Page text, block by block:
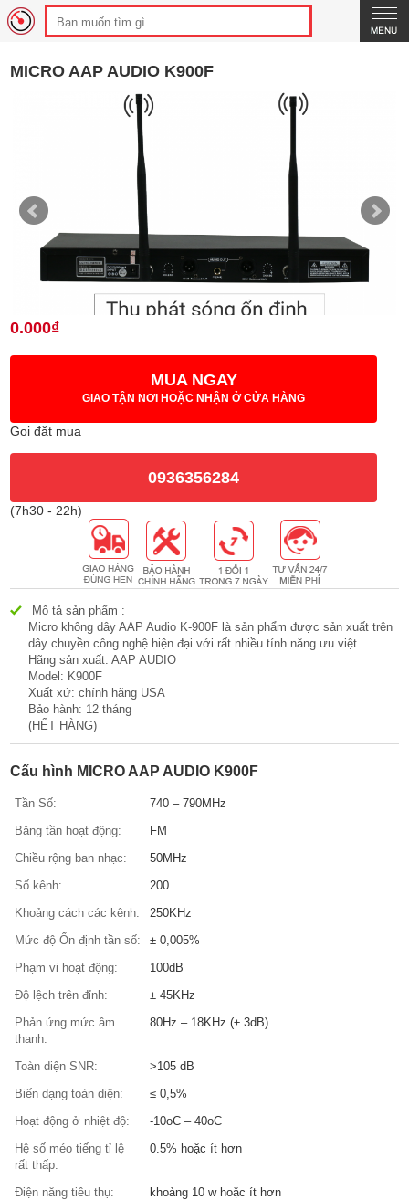
MICRO AAP AUDIO K900F
0.000₫
MUA NGAY
GIAO TẬN NƠI HOẶC NHẬN Ở CỬA HÀNG
Gọi đặt mua
0936356284
(7h30 - 22h)
Mô tả sản phẩm :
Micro không dây AAP Audio K-900F là sản phẩm được sản xuất trên
dây chuyền công nghệ hiện đại với rất nhiều tính năng ưu việt
Hãng sản xuất: AAP AUDIO
Model: K900F
Xuất xứ: chính hãng USA
Bảo hành: 12 tháng
(HẾT HÀNG)
Cấu hình MICRO AAP AUDIO K900F
Tần Số:
740 – 790MHz
Băng tần hoạt động:
FM
Chiều rộng ban nhạc:
50MHz
Số kênh:
200
Khoảng cách các kênh:
250KHz
Mức độ Ổn định tần số:
± 0,005%
Phạm vi hoạt động:
100dB
Độ lệch trên đỉnh:
± 45KHz
Phản ứng mức âm
thanh:
80Hz – 18KHz (± 3dB)
Toàn diện SNR:
>105 dB
Biến dạng toàn diện:
≤ 0,5%
Hoạt động ở nhiệt độ:
-10oC – 40oC
Hệ số méo tiếng tỉ lệ
rất thấp:
0.5% hoặc ít hơn
Điện năng tiêu thụ: khoảng 10 w hoặc ít hơn